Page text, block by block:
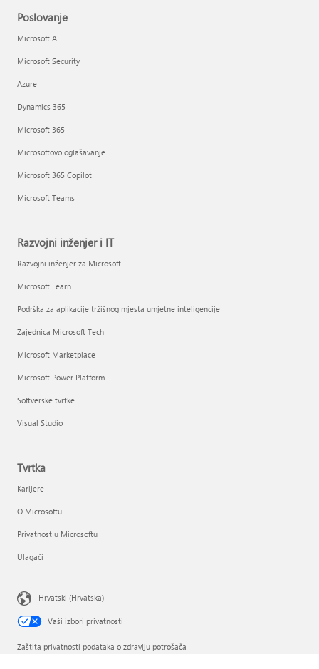
Poslovanje
Microsoft AI
Microsoft Security
Azure
Dynamics 365
Microsoft 365
Microsoftovo oglašavanje
Microsoft 365 Copilot
Microsoft Teams
Razvojni inženjer i IT
Razvojni inženjer za Microsoft
Microsoft Learn
Podrška za aplikacije tržišnog mjesta umjetne inteligencije
Zajednica Microsoft Tech
Microsoft Marketplace
Microsoft Power Platform
Softverske tvrtke
Visual Studio
Tvrtka
Karijere
O Microsoftu
Privatnost u Microsoftu
Ulagači
Hrvatski (Hrvatska)
Vaši izbori privatnosti
Zaštita privatnosti podataka o zdravlju potrošača